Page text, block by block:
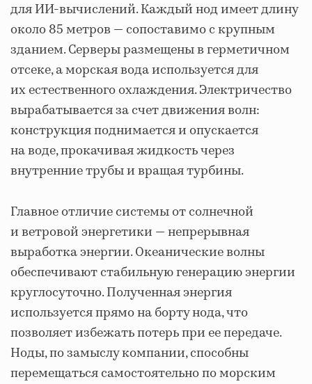
для ИИ-вычислений. Каждый нод имеет длину
около 85 метров — сопоставимо с крупным
зданием. Серверы размещены в герметичном
отсеке, а морская вода используется для
их естественного охлаждения. Электричество
вырабатывается за счет движения волн:
конструкция поднимается и опускается
на воде, прокачивая жидкость через
внутренние трубы и вращая турбины.
Главное отличие системы от солнечной
и ветровой энергетики — непрерывная
выработка энергии. Океанические волны
обеспечивают стабильную генерацию энергии
круглосуточно. Полученная энергия
используется прямо на борту нода, что
позволяет избежать потерь при ее передаче.
Ноды, по замыслу компании, способны
перемещаться самостоятельно по морским